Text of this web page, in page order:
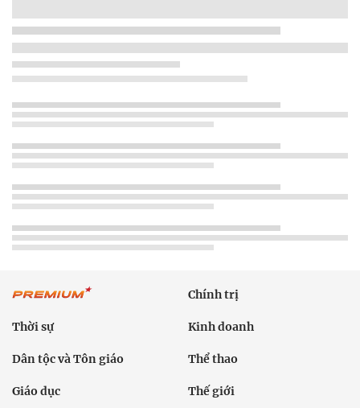
Chính trị
Thời sự Kinh doanh
Dân tộc và Tôn giáo Thể thao
Giáo dục Thế giới